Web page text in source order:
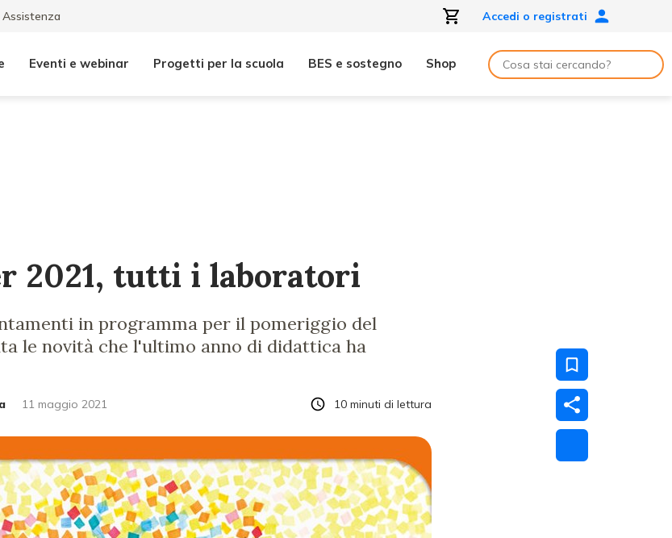
Accedi o registrati
Eventi e webinar Progetti per la scuola BES e sostegno Shop
2021, tutti i laboratori
in programma per il pomeriggio del
le novità che l'ultimo anno di didattica ha
11 maggio 2021 10 minuti di lettura